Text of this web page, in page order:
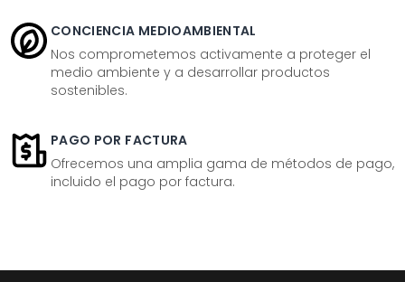
CONCIENCIA MEDIOAMBIENTAL
Nos comprometemos activamente a proteger el
medio ambiente y a desarrollar productos
sostenibles.
PAGO POR FACTURA
Ofrecemos una amplia gama de métodos de pago,
incluido el pago por factura.